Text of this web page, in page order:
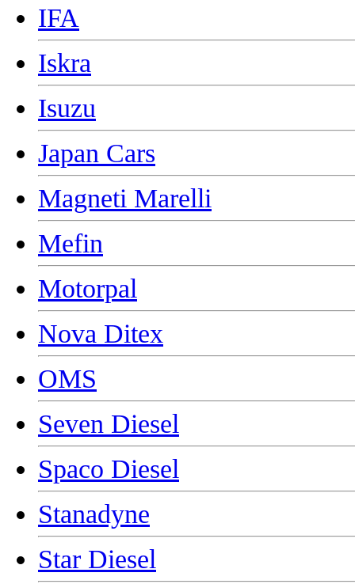
IFA
Iskra
Isuzu
Japan Cars
Magneti Marelli
Mefin
Motorpal
Nova Ditex
OMS
Seven Diesel
Spaco Diesel
Stanadyne
Star Diesel